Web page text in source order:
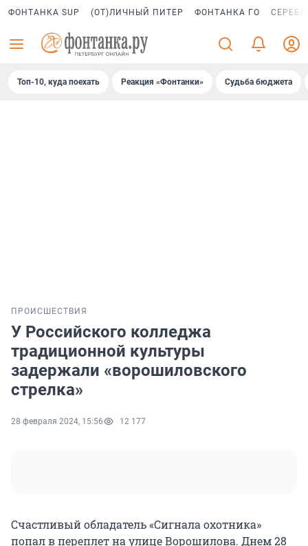
ФОНТАНКА SUP (ОТ)ЛИЧНЫЙ ПИТЕР ФОНТАНКА ГО
Топ-10, куда поехать Реакция «Фонтанки» Судьба бюджета
ПРОИСШЕСТВИЯ
У Российского колледжа
традиционной культуры
задержали «ворошиловского
стрелка»
28 февраля 2024, 15:56 12 177
Счастливый обладатель «Сигнала охотника»
попал в переплет на улице Ворошилова. Днем 28